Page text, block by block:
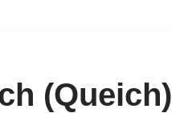
(Queich)